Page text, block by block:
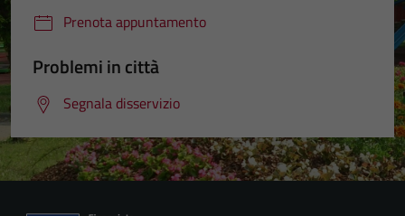
Prenota appuntamento
Problemi in città
Segnala disservizio